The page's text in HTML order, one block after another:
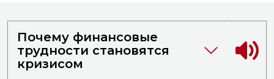
Почему финансовые
трудности становятся
кризисом